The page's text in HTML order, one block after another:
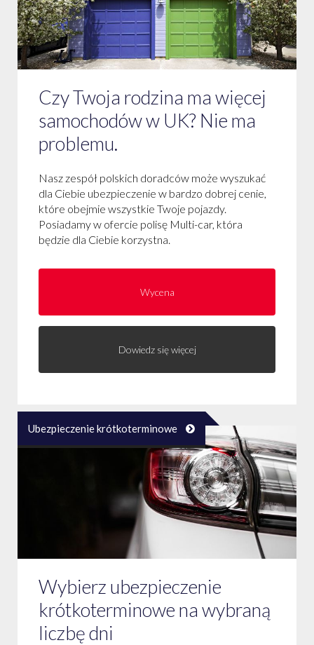
Czy Twoja rodzina ma więcej
samochodów w UK? Nie ma
problemu.
Nasz zespół polskich doradców może wyszukać
dla Ciebie ubezpieczenie w bardzo dobrej cenie,
które obejmie wszystkie Twoje pojazdy.
Posiadamy w ofercie polisę Multi-car, która
będzie dla Ciebie korzystna.
Wycena
Dowiedz się więcej
Ubezpieczenie krótkoterminowe
Wybierz ubezpieczenie
krótkoterminowe na wybraną
liczbę dni